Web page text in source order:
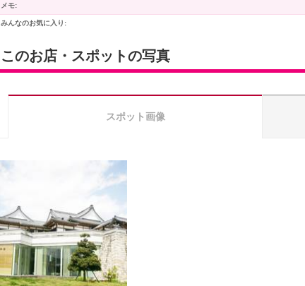
メモ:
みんなのお気に入り:
このお店・スポットの写真
スポット画像